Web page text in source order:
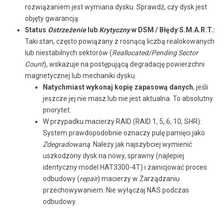
rozwiązaniem jest wymiana dysku. Sprawdź, czy dysk jest
objęty gwarancją.
Status Ostrzeżenielub Krytycznyw DSM / Błędy S.M.A.R.T.:
Taki stan, często powiązany z rosnącą liczbą realokowanych
lub niestabilnych sektorów (Reallocated/Pending Sector
Count), wskazuje na postępującą degradację powierzchni
magnetycznej lub mechaniki dysku.
Natychmiast wykonaj kopię zapasową danych, jeśli
jeszcze jej nie masz lub nie jest aktualna. To absolutny
priorytet.
W przypadku macierzy RAID (RAID 1, 5, 6, 10, SHR):
System prawdopodobnie oznaczy pulę pamięci jako
Zdegradowaną . Należy jak najszybciej wymienić
uszkodzony dysk na nowy, sprawny (najlepiej
identyczny model HAT3300-4T) i zainicjować proces
odbudowy (repair) macierzy w Zarządzaniu
przechowywaniem. Nie wyłączaj NAS podczas
odbudowy.